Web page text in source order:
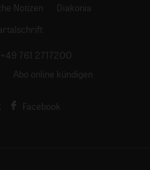
Notizen
Diakonia
+49 761 2717200
Abo online kündigen
Facebook